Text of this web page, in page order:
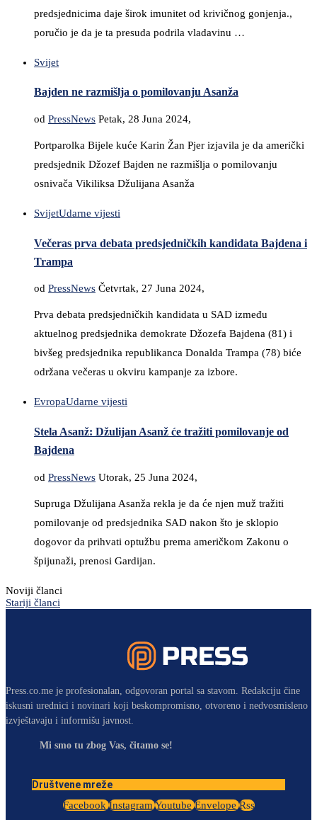
predsjednicima daje širok imunitet od krivičnog gonjenja.,
poručio je da je ta presuda podrila vladavinu …
Svijet
Bajden ne razmišlja o pomilovanju Asanža
od PressNews Petak, 28 Juna 2024,
Portparolka Bijele kuće Karin Žan Pjer izjavila je da američki
predsjednik Džozef Bajden ne razmišlja o pomilovanju
osnivača Vikiliksa Džulijana Asanža
SvijetUdarne vijesti
Večeras prva debata predsjedničkih kandidata Bajdena i
Trampa
od PressNews Četvrtak, 27 Juna 2024,
Prva debata predsjedničkih kandidata u SAD između
aktuelnog predsjednika demokrate Džozefa Bajdena (81) i
bivšeg predsjednika republikanca Donalda Trampa (78) biće
održana večeras u okviru kampanje za izbore.
EvropaUdarne vijesti
Stela Asanž: Džulijan Asanž će tražiti pomilovanje od
Bajdena
od PressNews Utorak, 25 Juna 2024,
Supruga Džulijana Asanža rekla je da će njen muž tražiti
pomilovanje od predsjednika SAD nakon što je sklopio
dogovor da prihvati optužbu prema američkom Zakonu o
špijunaži, prenosi Gardijan.
Noviji članci
Stariji članci
Press.co.me je profesionalan, odgovoran portal sa stavom. Redakciju čine
iskusni urednici i novinari koji beskompromisno, otvoreno i nedvosmisleno
izvještavaju i informišu javnost.
Mi smo tu zbog Vas, čitamo se!
Društvene mreže
Facebook Instagram Youtube Envelope Rss